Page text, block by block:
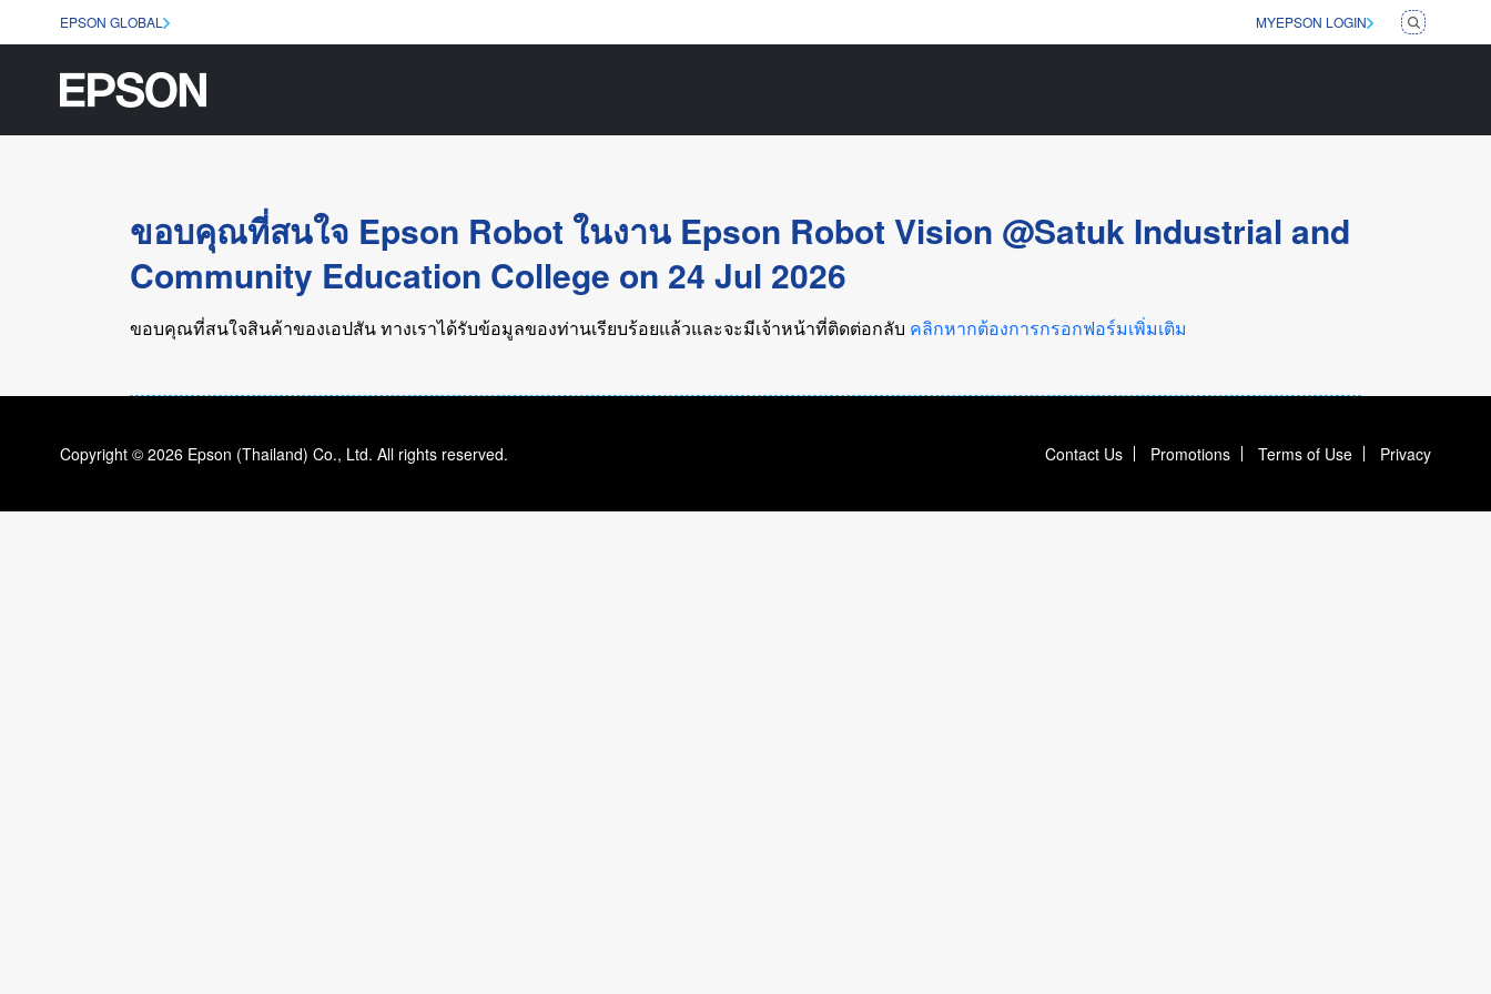
EPSON GLOBAL MYEPSON LOGIN
ขอบคุณที่สนใจ Epson Robot ในงาน Epson Robot Vision @Satuk Industrial and
Community Education College on 24 Jul 2026
ขอบคุณที่สนใจสินค้าของเอปสัน ทางเราได้รับข้อมูลของท่านเรียบร้อยแล้วและจะมีเจ้าหน้าที่ติดต่อกลับ คลิกหากต้องการกรอกฟอร์มเพิ่มเติม
Copyright © 2026 Epson (Thailand) Co., Ltd. All rights reserved. Contact Us Promotions Terms of Use Privacy